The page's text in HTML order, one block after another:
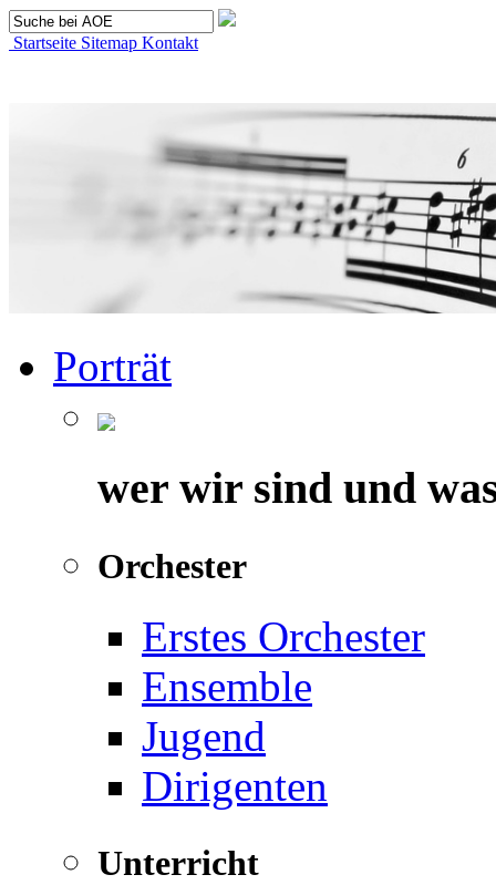
Startseite Sitemap Kontakt
Porträt
wer wir sind und
Orchester
Erstes Orchester
Ensemble
Jugend
Dirigenten
Unterricht